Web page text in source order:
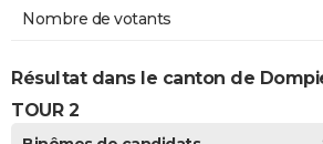
Nombre de votants
Résultat dans le canton de
TOUR 2